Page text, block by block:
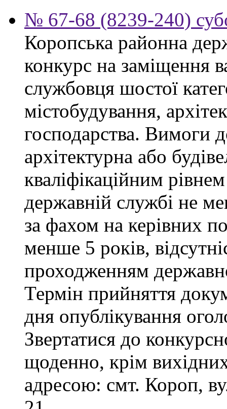
№ 67-68 (8239-240)
Коропська районна
конкурс на заміщення
службовця шостої
містобудування,
господарства. Вимоги
архітектурна або
кваліфікаційним
державній службі не
за фахом на керівних
менше 5 років,
проходженням
Термін прийняття
дня опублікування
Звертатися до
щоденно, крім
адресою: смт. Короп,